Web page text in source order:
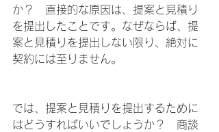
か？　直接的な原因は、提案と見積り
を提出したことです。なぜならば、提
案と見積りを提出しない限り、絶対に
契約には至りません。
では、提案と見積りを提出するために
はどうすればいいでしょうか？　商談